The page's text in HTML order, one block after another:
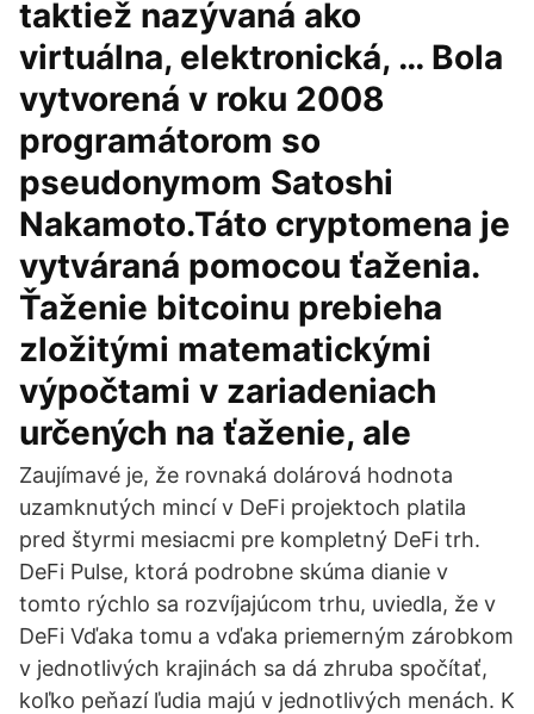
taktiež nazývaná ako
virtuálna, elektronická, … Bola
vytvorená v roku 2008
programátorom so
pseudonymom Satoshi
Nakamoto.Táto cryptomena je
vytváraná pomocou ťaženia.
Ťaženie bitcoinu prebieha
zložitými matematickými
výpočtami v zariadeniach
určených na ťaženie, ale
Zaujímavé je, že rovnaká dolárová hodnota
uzamknutých mincí v DeFi projektoch platila
pred štyrmi mesiacmi pre kompletný DeFi trh.
DeFi Pulse, ktorá podrobne skúma dianie v
tomto rýchlo sa rozvíjajúcom trhu, uviedla, že v
DeFi Vďaka tomu a vďaka priemerným zárobkom
v jednotlivých krajinách sa dá zhruba spočítať,
koľko peňazí ľudia majú v jednotlivých menách. K